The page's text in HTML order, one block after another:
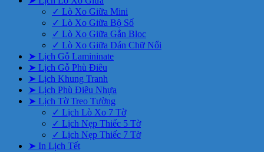
✓ Lò Xo Giữa Mini
✓ Lò Xo Giữa Bộ Số
✓ Lò Xo Giữa Gắn Bloc
✓ Lò Xo Giữa Dán Chữ Nổi
➤ Lịch Gỗ Lamininate
➤ Lịch Gỗ Phù Điêu
➤ Lịch Khung Tranh
➤ Lịch Phù Điêu Nhựa
➤ Lịch Tờ Treo Tường
✓ Lịch Lò Xo 7 Tờ
✓ Lịch Nẹp Thiếc 5 Tờ
✓ Lịch Nẹp Thiếc 7 Tờ
➤ In Lịch Tết